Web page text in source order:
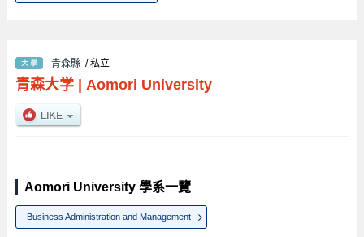
青森縣 / 私立
青森大学| Aomori University
Aomori University 學系一覽
Business Administration and Management